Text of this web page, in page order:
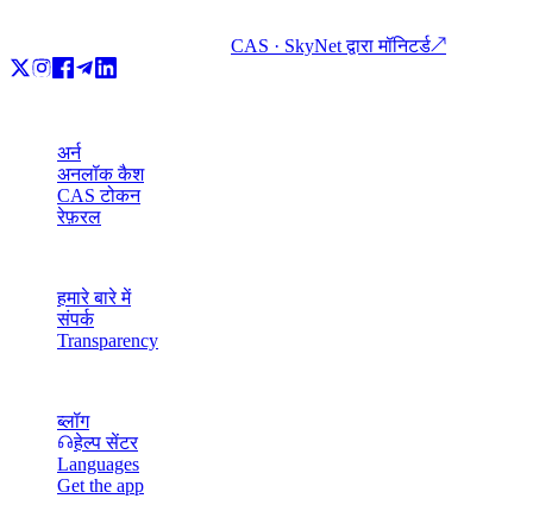
CAS · SkyNet द्वारा मॉनिटर्ड↗
अर्न
अनलॉक कैश
CAS टोकन
रेफ़रल
हमारे बारे में
संपर्क
Transparency
ब्लॉग
हेल्प सेंटर
Languages
Get the app